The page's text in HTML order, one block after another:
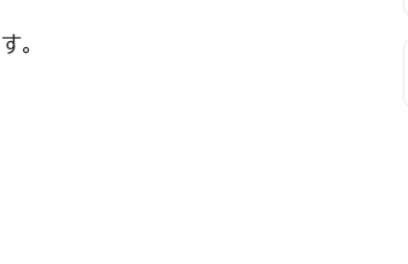
。